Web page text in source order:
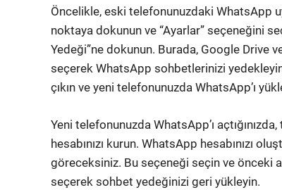
Öncelikle, eski telefonunuzdaki WhatsApp
noktaya dokunun ve “Ayarlar” seçeneğini
Yedeği”ne dokunun. Burada, Google Drive
seçerek WhatsApp sohbetlerinizi
çıkın ve yeni telefonunuzda WhatsApp’ı
Yeni telefonunuzda WhatsApp’ı
hesabınızı kurun. WhatsApp hesabınızı
göreceksiniz. Bu seçeneği seçin ve önceki
seçerek sohbet yedeğinizi geri yükleyin.